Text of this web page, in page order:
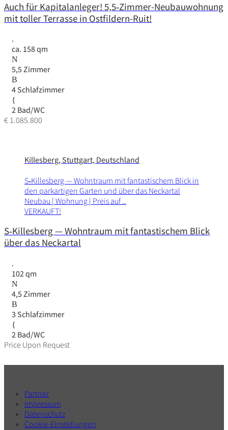
Auch für Kapitalanleger! 5,5‑Zimmer-Neubauwohnung
mit toller Terrasse in Ostfildern-Ruit!
ca. 158 qm
5,5 Zimmer
4 Schlafzimmer
2 Bad/WC
€ 1.085.800
Killesberg, Stuttgart, Deutschland
S‑Killesberg — Wohn­traum mit fantas­ti­schem Blick in
den park­ar­tigen Garten und über das Neckartal
Neubau | Wohnung | Preis auf ..
VERKAUFT!
S‑Killesberg — Wohntraum mit fantastischem Blick
über das Neckartal
102 qm
4,5 Zimmer
3 Schlafzimmer
2 Bad/WC
Price Upon Request
Partner
Impressum
Datenschutz
Cookie-Einstellungen